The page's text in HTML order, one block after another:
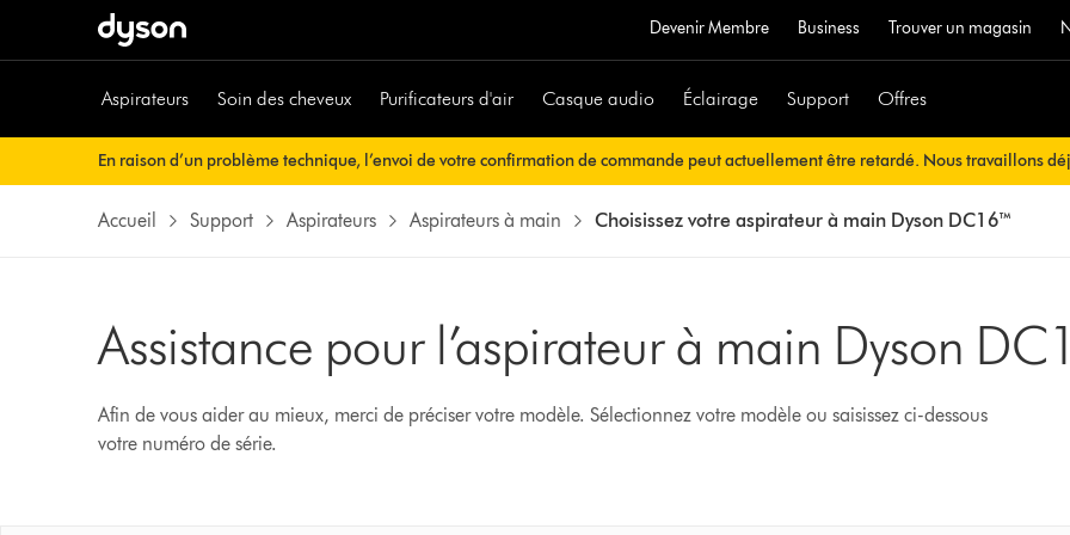
Devenir Membre Business Trouver un magasin
Aspirateurs Soin des cheveux Purificateurs d'air Casque audio Éclairage Support Offres
En raison d’un problème technique, l’envoi de votre confirmation de commande peut actuellement être retardé. Nous travaillons
rien à faire de votre côté. Votre confirmation de commande vous sera envoyée automatiquement dans les plus brefs délais.
Accueil Support Aspirateurs Aspirateurs à main Choisissez votre aspirateur à main Dyson DC16™
Assistance pour l’aspirateur à main Dyson
Afin de vous aider au mieux, merci de préciser votre modèle. Sélectionnez votre modèle ou saisissez ci-dessous
votre numéro de série.